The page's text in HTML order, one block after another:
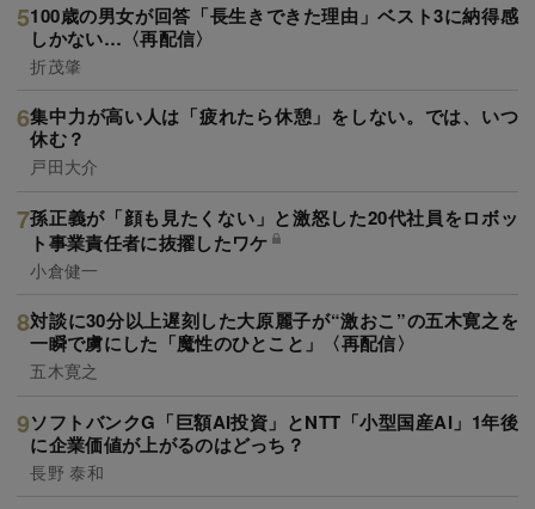
100歳の男女が回答「長生きできた理由」ベスト3に納得感
しかない…〈再配信〉
折茂肇
集中力が高い人は「疲れたら休憩」をしない。では、いつ
休む？
戸田大介
孫正義が「顔も見たくない」と激怒した20代社員をロボッ
ト事業責任者に抜擢したワケ
小倉健一
対談に30分以上遅刻した大原麗子が“激おこ”の五木寛之を
一瞬で虜にした「魔性のひとこと」〈再配信〉
五木寛之
ソフトバンクG「巨額AI投資」とNTT「小型国産AI」1年後
に企業価値が上がるのはどっち？
長野 泰和